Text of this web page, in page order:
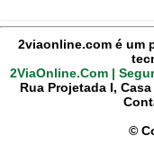
2viaonline.com é um
2ViaOnline.Com |
Rua Projetada I,
©